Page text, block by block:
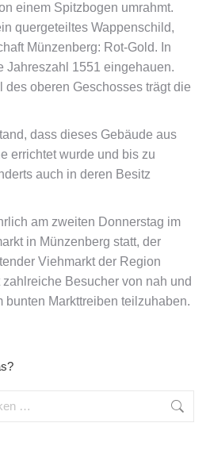
einem Spitzbogen umrahmt.
quergeteiltes Wappenschild,
Münzenberg: Rot-Gold. In
Jahreszahl 1551 eingehauen.
des oberen Geschosses trägt die
dass dieses Gebäude aus
errichtet wurde und bis zu
auch in deren Besitz
am zweiten Donnerstag im
in Münzenberg statt, der
Viehmarkt der Region
Besucher von nah und
bunten Markttreiben teilzuhaben.